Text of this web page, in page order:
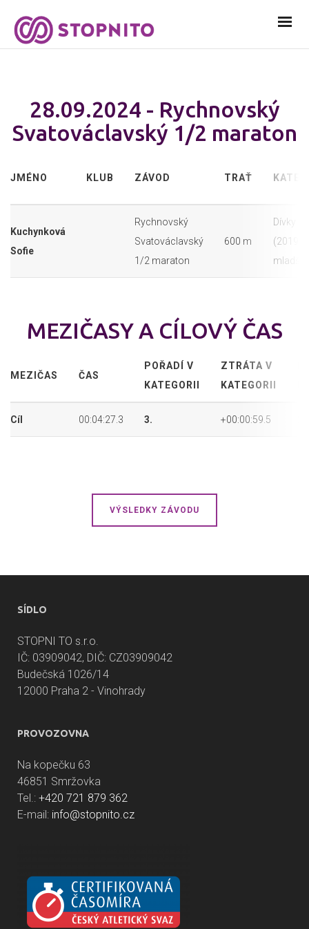
28.09.2024 - Rychnovský
Svatováclavský 1/2 maraton
JMÉNO KLUB ZÁVOD TRAŤ
Kuchynková
Sofie
Rychnovský
Svatováclavský
1/2 maraton
600 m
Dívky 0
(2019 -
mladší)
MEZIČASY A CÍLOVÝ ČAS
MEZIČAS ČAS
POŘADÍ V
KATEGORII
ZTRÁTA V
KATEGORII
Cíl 00:04:27.3 3. +00:00:59.5
VÝSLEDKY ZÁVODU
SÍDLO
STOPNI TO s.r.o.
IČ: 03909042, DIČ: CZ03909042
Budečská 1026/14
12000 Praha 2 - Vinohrady
PROVOZOVNA
Na kopečku 63
46851 Smržovka
Tel.: +420 721 879 362
E-mail: info@stopnito.cz